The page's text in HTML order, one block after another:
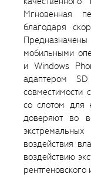
Мгновенная
благодаря
мобильными
и Windows
адаптером
со слотом для
доверяют во
воздействия
воздействию